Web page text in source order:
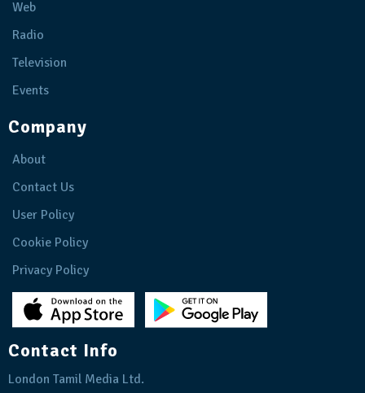
Web
Radio
Television
Events
Company
About
Contact Us
User Policy
Cookie Policy
Privacy Policy
Contact Info
London Tamil Media Ltd.